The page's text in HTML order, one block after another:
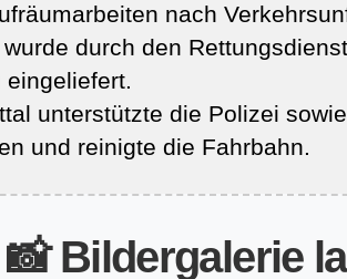
nach
durch den
eingeliefert.
unterstützte die Polizei
und reinigte die Fahrbahn.
📸 Bildergalerie